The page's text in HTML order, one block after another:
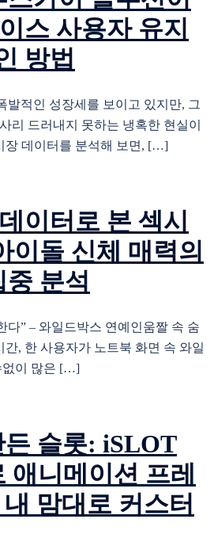
스 사용자 유지
방법
발적인 성장세를 보이고 있지만, 그
리 드러내지 못하는 냉혹한 현실이
장 데이터를 분석해 보면, […]
이터로 본 섹시
이돌 신체 매력의
중 분석
다” – 와일드박스 연예인움짤 속 숨
, 한 사용자가 노트북 화면 속 와일
없이 많은 […]
든 슬롯: iSLOT
애니메이션 프레
맘대로 커스터